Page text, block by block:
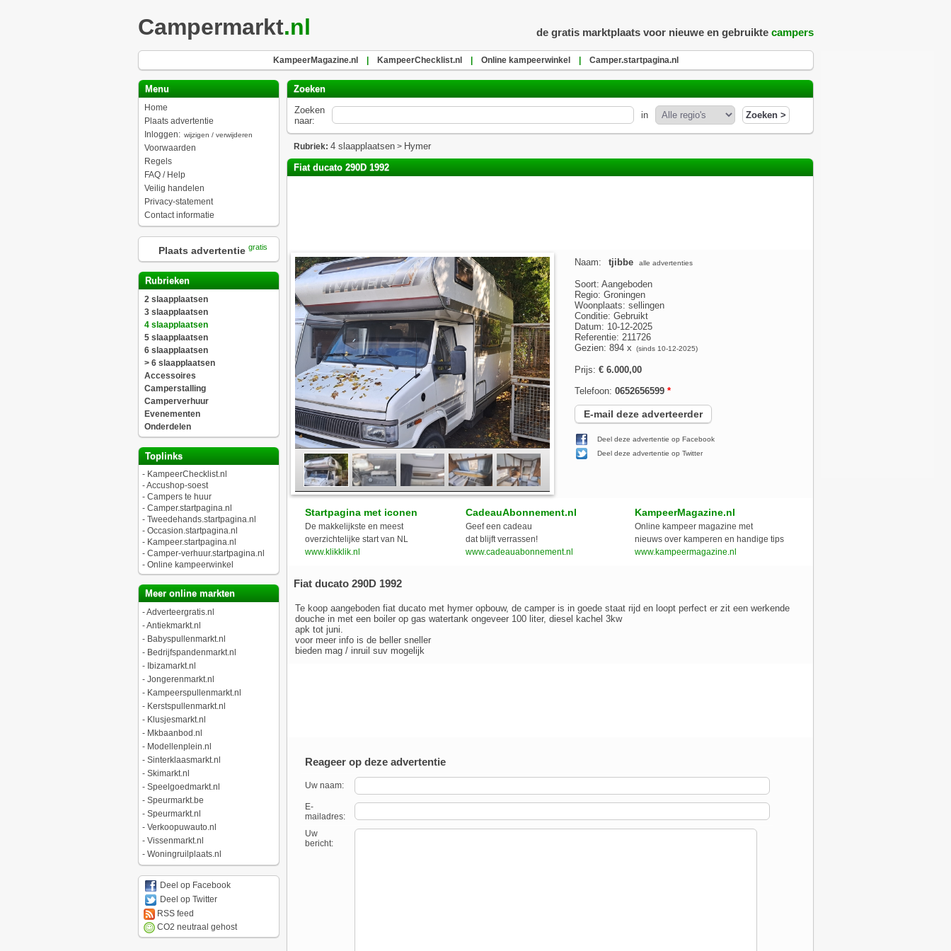
Campermarkt.nl de gratis marktplaats voor nieuwe en gebruikte campers
KampeerMagazine.nl KampeerChecklist.nl Online kampeerwinkel Camper.startpagina.nl
Menu
Home
Plaats advertentie
Inloggen: wijzigen / verwijderen
Voorwaarden
Regels
FAQ / Help
Veilig handelen
Privacy-statement
Contact informatie
Plaats advertentie gratis
Rubrieken
2 slaapplaatsen
3 slaapplaatsen
4 slaapplaatsen
5 slaapplaatsen
6 slaapplaatsen
> 6 slaapplaatsen
Accessoires
Camperstalling
Camperverhuur
Evenementen
Onderdelen
Toplinks
- KampeerChecklist.nl
-Accushop-soest
- Campers te huur
- Camper.startpagina.nl
- Tweedehands.startpagina.nl
- Occasion.startpagina.nl
- Kampeer.startpagina.nl
- Camper-verhuur.startpagina.nl
- Online kampeerwinkel
Meer online markten
-Adverteergratis.nl
-Antiekmarkt.nl
- Babyspullenmarkt.nl
- Bedrijfspandenmarkt.nl
- Ibizamarkt.nl
- Jongerenmarkt.nl
- Kampeerspullenmarkt.nl
- Kerstspullenmarkt.nl
- Klusjesmarkt.nl
- Mkbaanbod.nl
- Modellenplein.nl
- Sinterklaasmarkt.nl
- Skimarkt.nl
- Speelgoedmarkt.nl
- Speurmarkt.be
- Speurmarkt.nl
- Verkoopuwauto.nl
- Vissenmarkt.nl
- Woningruilplaats.nl
Deel op Facebook
Deel op Twitter
RSS feed
CO2 neutraal gehost
Zoeken
Zoeken
naar:
in
Rubriek: 4 slaapplaatsen> Hymer
Fiat ducato 290D 1992
Naam: tjibbe alle advertenties
Soort: Aangeboden
Regio: Groningen
Woonplaats: sellingen
Conditie: Gebruikt
Datum: 10-12-2025
Referentie: 211726
Gezien: 894 x
(sinds 10-12-2025)
Prijs: € 6.000,00
Telefoon: 0652656599 *
E-mail deze adverteerder
Deel deze advertentie op Facebook
Deel deze advertentie op Twitter
Startpagina met iconen
De makkelijkste en meest
overzichtelijke start van NL
www.klikklik.nl
CadeauAbonnement.nl
Geef een cadeau
dat blijft verrassen!
www.cadeauabonnement.nl
KampeerMagazine.nl
Online kampeer magazine met
nieuws over kamperen en handige tips
www.kampeermagazine.nl
Fiat ducato 290D 1992
Te koop aangeboden fiat ducato met hymer opbouw, de camper is in goede staat rijd en loopt perfect er zit een werkende
douche in met een boiler op gas watertank ongeveer 100 liter, diesel kachel 3kw
apk tot juni.
voor meer info is de beller sneller
bieden mag / inruil suv mogelijk
Reageer op deze advertentie
Uw naam:
E-
mailadres:
Uw
bericht: